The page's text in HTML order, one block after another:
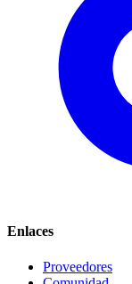
Enlaces
Proveedores